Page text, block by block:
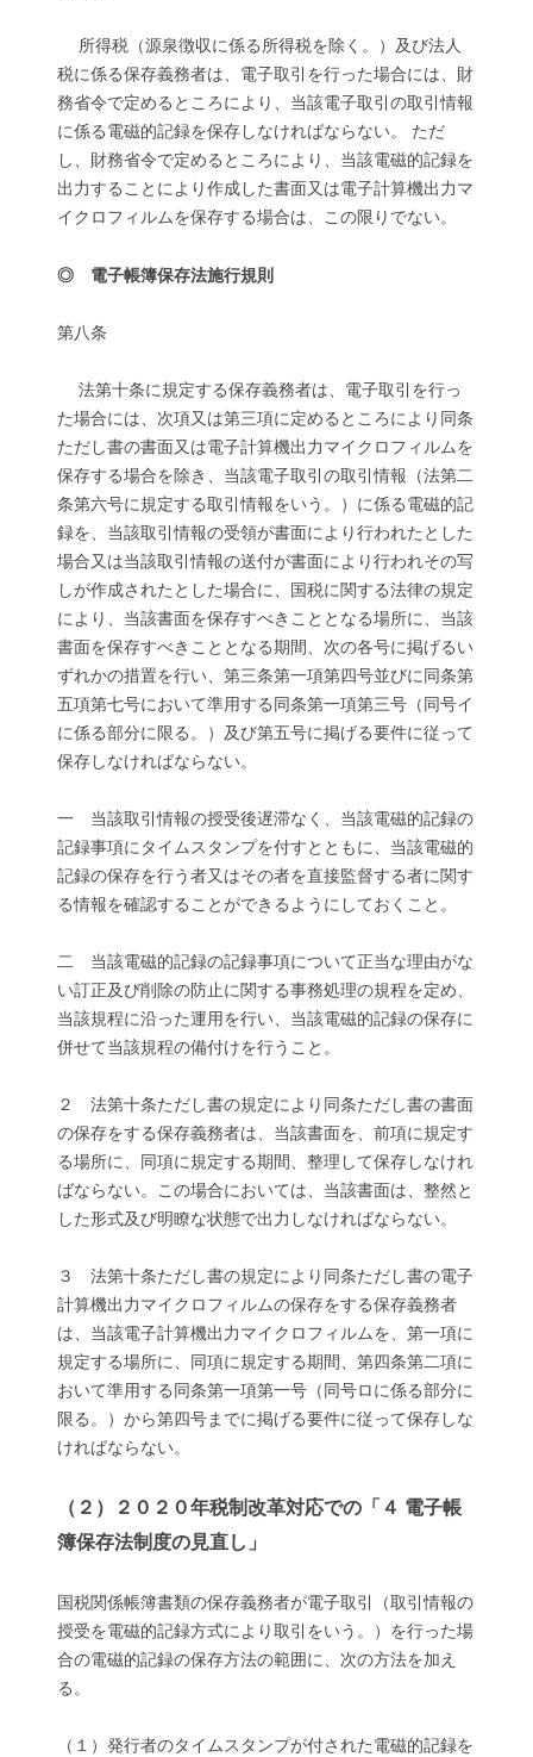
所得税（源泉徴収に係る所得税を除く。）及び法人
税に係る保存義務者は、電子取引を行った場合には、財
務省令で定めるところにより、当該電子取引の取引情報
に係る電磁的記録を保存しなければならない。 ただ
し、財務省令で定めるところにより、当該電磁的記録を
出力することにより作成した書面又は電子計算機出力マ
イクロフィルムを保存する場合は、この限りでない。
◎ 電子帳簿保存法施行規則
第八条
法第十条に規定する保存義務者は、電子取引を行っ
た場合には、次項又は第三項に定めるところにより同条
ただし書の書面又は電子計算機出力マイクロフィルムを
保存する場合を除き、当該電子取引の取引情報（法第二
条第六号に規定する取引情報をいう。）に係る電磁的記
録を、当該取引情報の受領が書面により行われたとした
場合又は当該取引情報の送付が書面により行われその写
しが作成されたとした場合に、国税に関する法律の規定
により、当該書面を保存すべきこととなる場所に、当該
書面を保存すべきこととなる期間、次の各号に掲げるい
ずれかの措置を行い、第三条第一項第四号並びに同条第
五項第七号において準用する同条第一項第三号（同号イ
に係る部分に限る。）及び第五号に掲げる要件に従って
保存しなければならない。
一 当該取引情報の授受後遅滞なく、当該電磁的記録の
記録事項にタイムスタンプを付すとともに、当該電磁的
記録の保存を行う者又はその者を直接監督する者に関す
る情報を確認することができるようにしておくこと。
二 当該電磁的記録の記録事項について正当な理由がな
い訂正及び削除の防止に関する事務処理の規程を定め、
当該規程に沿った運用を行い、当該電磁的記録の保存に
併せて当該規程の備付けを行うこと。
２ 法第十条ただし書の規定により同条ただし書の書面
の保存をする保存義務者は、当該書面を、前項に規定す
る場所に、同項に規定する期間、整理して保存しなけれ
ばならない。この場合においては、当該書面は、整然と
した形式及び明瞭な状態で出力しなければならない。
３ 法第十条ただし書の規定により同条ただし書の電子
計算機出力マイクロフィルムの保存をする保存義務者
は、当該電子計算機出力マイクロフィルムを、第一項に
規定する場所に、同項に規定する期間、第四条第二項に
おいて準用する同条第一項第一号（同号ロに係る部分に
限る。）から第四号までに掲げる要件に従って保存しな
ければならない。
（２）２０２０年税制改革対応での「４ 電子帳
簿保存法制度の見直し」
国税関係帳簿書類の保存義務者が電子取引（取引情報の
授受を電磁的記録方式により取引をいう。）を行った場
合の電磁的記録の保存方法の範囲に、次の方法を加え
る。
（１）発行者のタイムスタンプが付された電磁的記録を